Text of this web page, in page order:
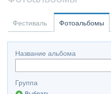
​Anthrax выпустили
Фестиваль Фотоальбомы
Название альбома
Группа